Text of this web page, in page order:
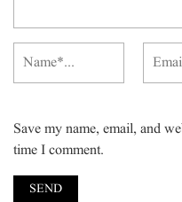
Save my name, email, and
time I comment.